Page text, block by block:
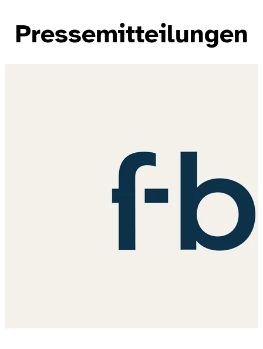
Pressemitteilungen